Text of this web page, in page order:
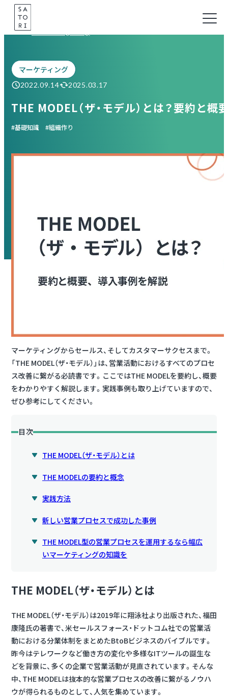
Skip
content
マーケティング
2022.09.14 2025.03.17
THE MODEL（ザ・モデル）とは？要約と概
基礎知識 組織作り
マーケティングからセールス、そしてカスタマーサクセスまで。
「THE MODEL（ザ・モデル）」は、営業活動におけるすべてのプロセ
ス改善に繋がる必読書です。ここではTHE MODELを要約し、概要
をわかりやすく解説します。実践事例も取り上げていますので、
ぜひ参考にしてください。
目次
THE MODEL（ザ・モデル）とは
THE MODELの要約と概念
実践方法
新しい営業プロセスで成功した事例
THE MODEL型の営業プロセスを運用するなら幅広
いマーケティングの知識を
THE MODEL（ザ・モデル）とは
THE MODEL（ザ・モデル）は2019年に翔泳社より出版された、福田
康隆氏の著書で、米セールスフォース・ドットコム社での営業活
動における分業体制をまとめたBtoBビジネスのバイブルです。
昨今はテレワークなど働き方の変化や多様なITツールの誕生な
どを背景に、多くの企業で営業活動が見直されています。そんな
中、THE MODELは抜本的な営業プロセスの改善に繋がるノウハ
ウが得られるものとして、人気を集めています。